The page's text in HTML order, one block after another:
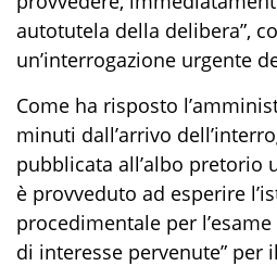
autotutela della delibera”,
un’interrogazione urgente
Come ha risposto
minuti dall’arrivo
pubblicata all’albo pretorio
è provveduto ad esperire
procedimentale per
di interesse pervenute” per